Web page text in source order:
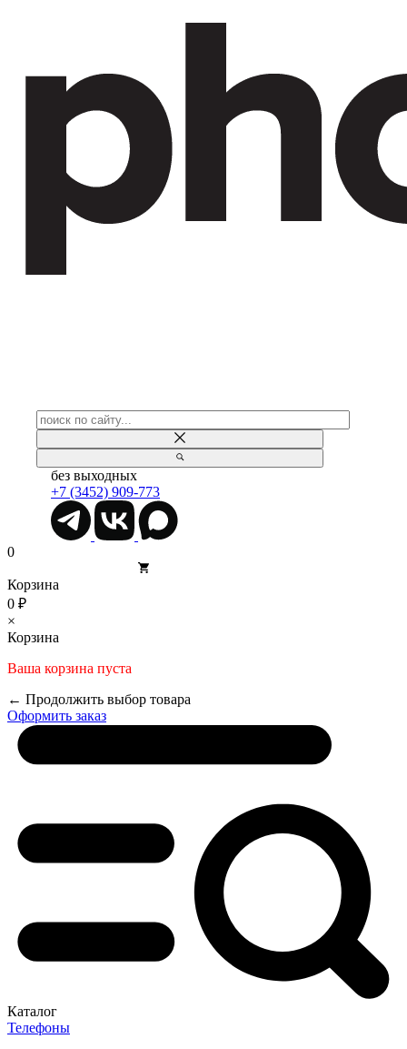
без выходных
+7 (3452) 909-773
0
Корзина
0 ₽
×
Корзина
Ваша корзина пуста
← Продолжить выбор товара
Оформить заказ
Каталог
Телефоны